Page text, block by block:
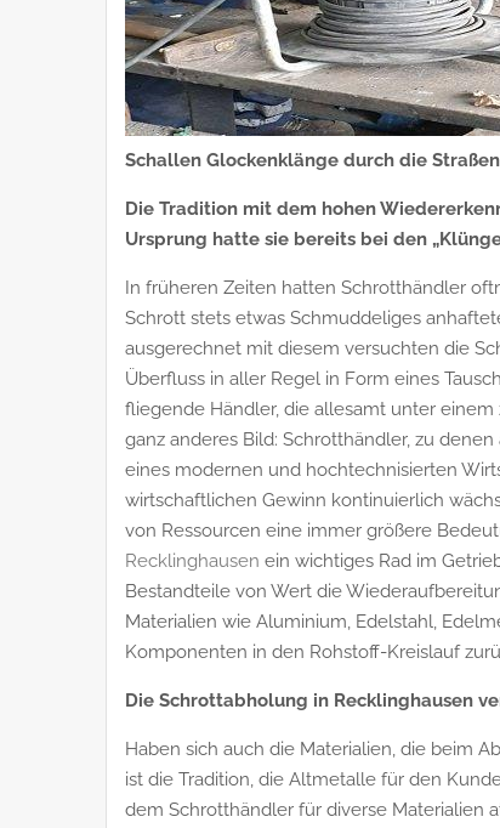
Schallen Glockenklänge durch die
Die Tradition mit dem hohen
Ursprung hatte sie bereits bei den
In früheren Zeiten hatten Schrotthändler
Schrott stets etwas Schmuddeliges
ausgerechnet mit diesem versuchten die
Überfluss in aller Regel in Form eines
fliegende Händler, die allesamt unter
ganz anderes Bild: Schrotthändler, zu
eines modernen und hochtechnisierten
wirtschaftlichen Gewinn kontinuierlich
von Ressourcen eine immer größere
Recklinghausen ein wichtiges Rad im
Bestandteile von Wert die
Materialien wie Aluminium, Edelstahl,
Komponenten in den Rohstoff-Kreislauf
Die Schrottabholung in Recklinghausen
Haben sich auch die Materialien, die beim
ist die Tradition, die Altmetalle für den
dem Schrotthändler für diverse Materialien